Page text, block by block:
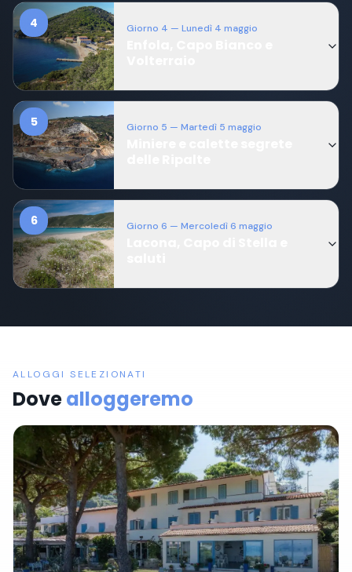
4 Giorno 4 — Lunedì 4 maggio
5 Giorno 5 — Martedì 5 maggio
6 Giorno 6 — Mercoledì 6 maggio
ALLOGGI SELEZIONATI
Dovealloggeremo